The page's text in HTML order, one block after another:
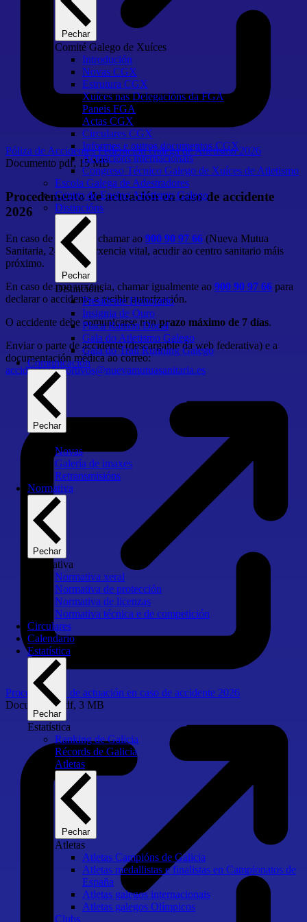
Pechar
Comité Galego de Xuíces
Introdución
Novas CGX
Estrutura CGX
Xuíces nas Delegacións da FGA
Paneis FGA
Actas CGX
Circulares CGX
Informes e outros documentos CGX
Actuacións internacionais
Congreso Técnico Galego de Xuíces de Atletismo
Escola Galega de Adestradores
Centro de Ensino Atletismo Galego
Distincións
Pechar
Distincións
Presidente Honorario
Insignia de Ouro
Placa Ramón Docal
Gala do Atletismo Galego
Gala do Trail Running Galego
Comunicación
Pechar
Comunicación
Novas
Galería de imaxes
Retransmisións
Normativa
Pechar
Normativa
Normativa xeral
Normativa de protección
Normativa de licenzas
Normativa técnica e de competición
Circulares
Calendario
Estatística
Pechar
Estatística
Ranking de Galicia
Récords de Galicia
Atletas
Pechar
Atletas
Atletas Campións de Galicia
Atletas medallistas e finalistas en Campionatos de
España
Atletas galegos internacionais
Atletas galegos Olímpicos
Clubs
Póliza de Accidentes Federación Galega de Atletismo 2026
Documento pdf, 15 MB
Procedemento de actuación en caso de accidente
2026
En caso de urxencia, chamar ao 900 90 97 66 (Nueva Mutua
Sanitaria, 24h). En urxencia vital, acudir ao centro sanitario máis
próximo.
En caso de non urxencia, chamar igualmente ao 900 90 97 66 para
declarar o accidente e recibir autorización.
O accidente debe comunicarse nunprazo máximo de 7 días.
Enviar o parte de accidente (descargable da web federativa) e a
documentación médica ao correo:
accidentesdeportivos@nuevamutuasanitaria.es
Procedemento de actuación en caso de accidente 2026
Documentopdf, 3 MB